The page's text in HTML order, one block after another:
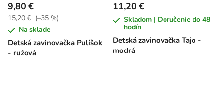
Detská zavinovačka Pulíšok
- ružová
9,80 €
15,20 € (–35 %)
Na sklade
Detská zavinovačka Tajo -
modrá
11,20 €
Skladom | Doručenie do 48
hodín